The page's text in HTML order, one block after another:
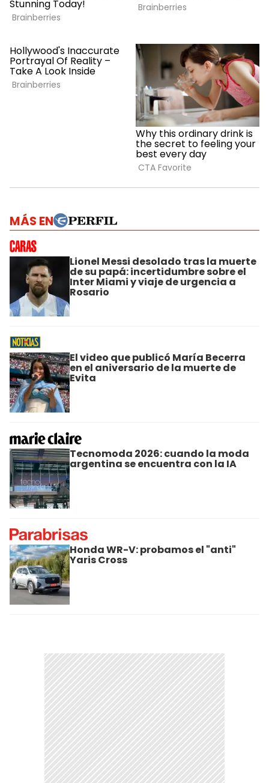
MÁS EN
Lionel Messi desolado tras la muerte
de su papá: incertidumbre sobre el
Inter Miami y viaje de urgencia a
Rosario
El video que publicó María Becerra
en el aniversario de la muerte de
Evita
Tecnomoda 2026: cuando la moda
argentina se encuentra con la IA
Honda WR-V: probamos el "anti"
Yaris Cross